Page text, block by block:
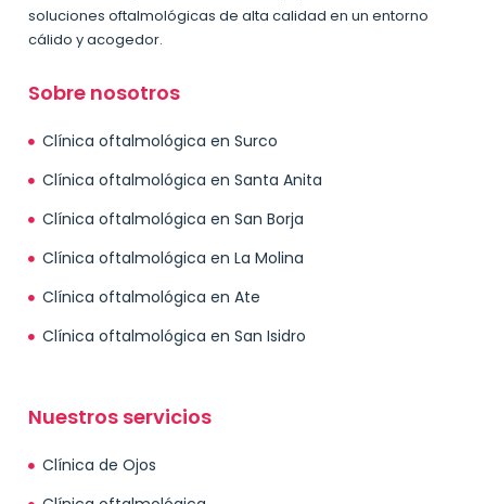
soluciones oftalmológicas de alta calidad en un entorno
cálido y acogedor.
Sobre nosotros
Clínica oftalmológica en Surco
Clínica oftalmológica en Santa Anita
Clínica oftalmológica en San Borja
Clínica oftalmológica en La Molina
Clínica oftalmológica en Ate
Clínica oftalmológica en San Isidro
Nuestros servicios
Clínica de Ojos